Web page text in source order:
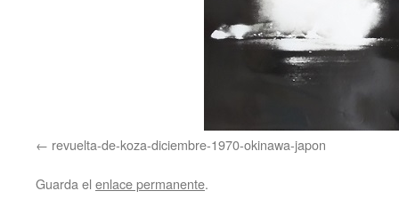
revuelta-de-koza-diciembre-1970-okinawa-japon
Guarda el enlace permanente.